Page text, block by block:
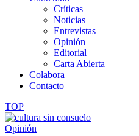
Críticas
Noticias
Entrevistas
Opinión
Editorial
Carta Abierta
Colabora
Contacto
TOP
Opinión